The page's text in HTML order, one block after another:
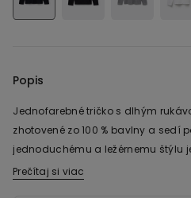
Popis
Jednofarebné tričko s dlhým
zhotovené zo 100 % bavlny a sedí
jednoduchému a ležérnemu štýlu
nosenie pre akúkoľvek príležitosť a
Prečítaj si viac